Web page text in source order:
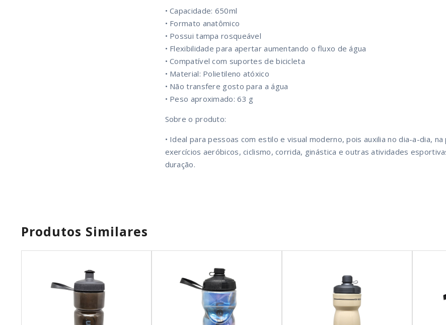
• Capacidade: 650ml
• Formato anatômico
• Possui tampa rosqueável
• Flexibilidade para apertar aumentando o fluxo de água
• Compatível com suportes de bicicleta
• Material: Polietileno atóxico
• Não transfere gosto para a água
• Peso aproximado: 63 g
Sobre o produto:
• Ideal para pessoas com estilo e visual moderno, pois auxilia no dia-a-dia, na
exercícios aeróbicos, ciclismo, corrida, ginástica e outras atividades
duração.
Produtos Similares